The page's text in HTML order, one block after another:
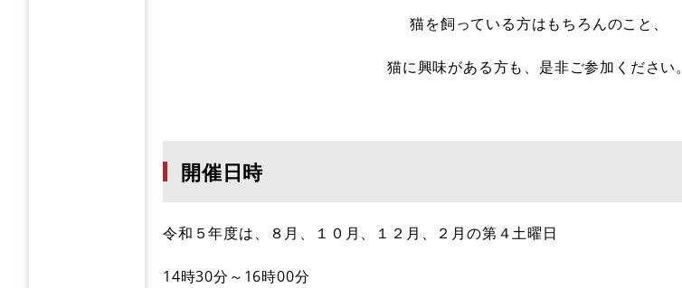
猫を飼っている方はもちろんのこと、
猫に興味がある方も、是非ご参加ください。
開催日時
令和５年度は、８月、１０月、１２月、２月の第４土曜日
14時30分～16時00分